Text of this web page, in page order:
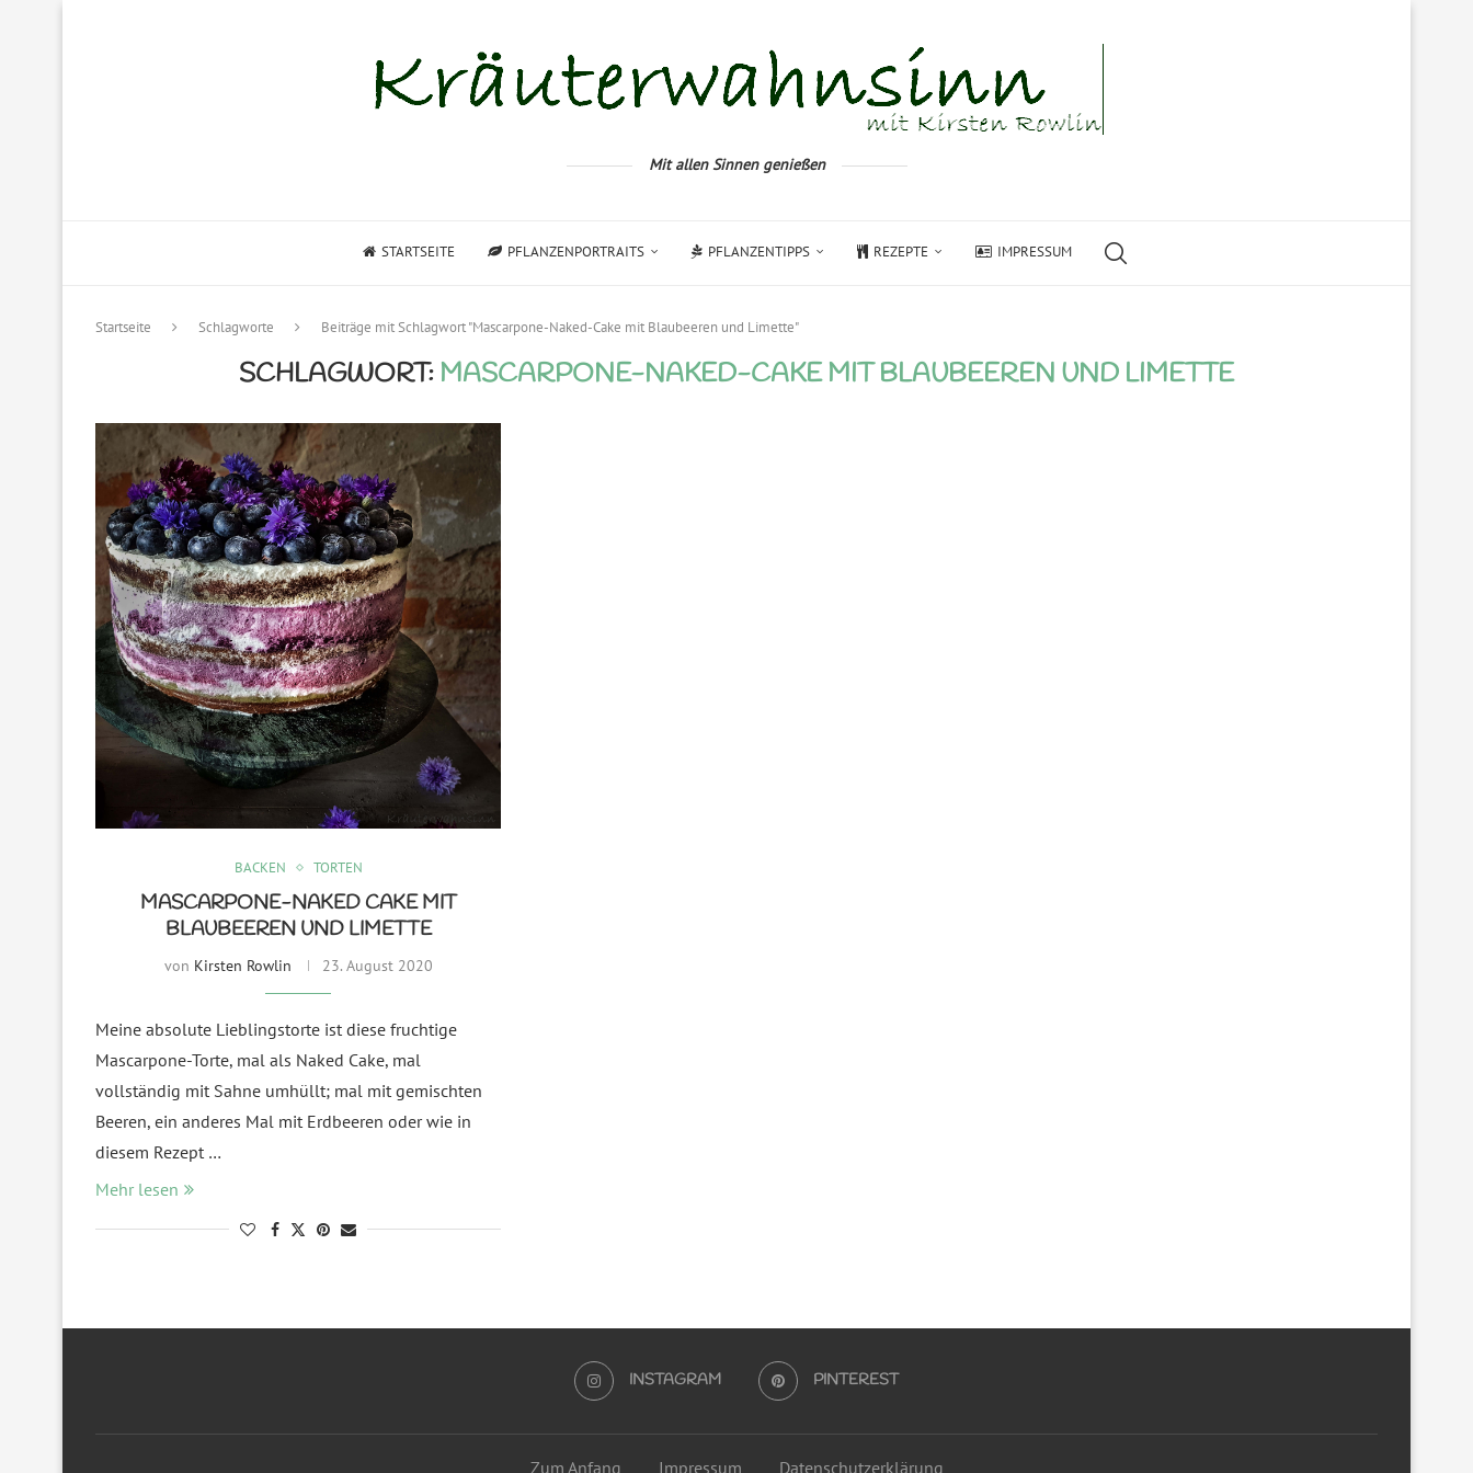
Mit allen Sinnen genießen
STARTSEITE PFLANZENPORTRAITS PFLANZENTIPPS REZEPTE IMPRESSUM
Startseite Schlagworte Beiträge mit Schlagwort "Mascarpone-Naked-Cake mit Blaubeeren und Limette"
SCHLAGWORT: MASCARPONE-NAKED-CAKE MIT BLAUBEEREN UND LIMETTE
BACKEN TORTEN
MASCARPONE-NAKED CAKE MIT
BLAUBEEREN UND LIMETTE
von Kirsten Rowlin 23. August 2020
Meine absolute Lieblingstorte ist diese fruchtige
Mascarpone-Torte, mal als Naked Cake, mal
vollständig mit Sahne umhüllt; mal mit gemischten
Beeren, ein anderes Mal mit Erdbeeren oder wie in
diesem Rezept …
Mehr lesen
INSTAGRAM PINTEREST
Zum Anfang Impressum Datenschutzerklärung